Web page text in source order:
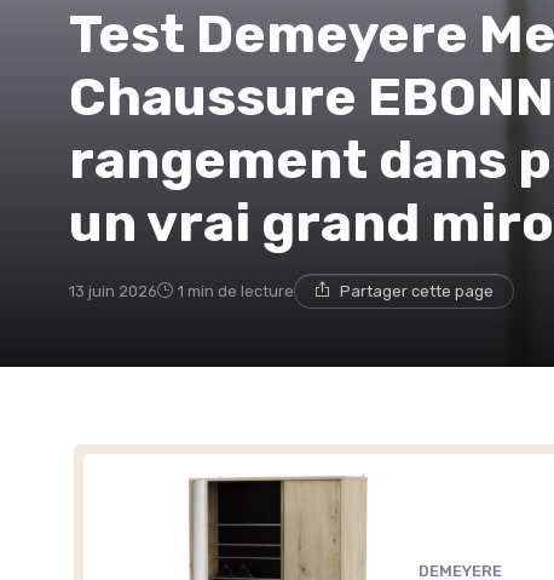
Test Demeyere
Chaussure
rangement dans
un vrai grand
13 juin 2026 1 min de lecture Partager cette page
DEMEYERE